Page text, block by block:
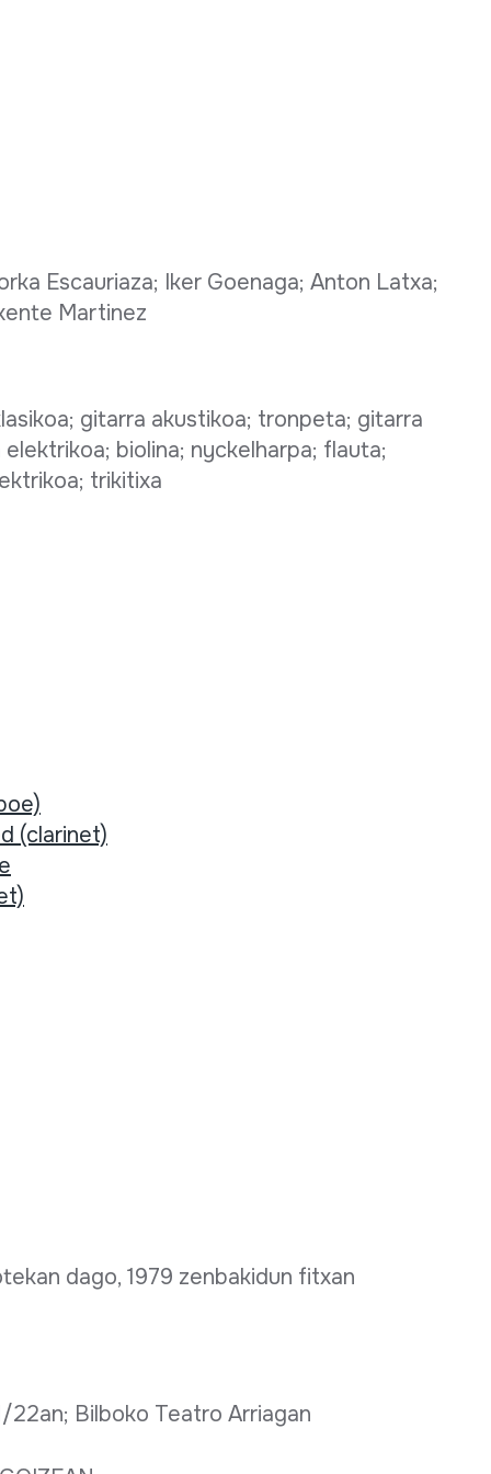
Escauriaza; Iker Goenaga; Anton Latxa;
Martinez
gitarra akustikoa; tronpeta; gitarra
biolina; nyckelharpa; flauta;
trikitixa
(clarinet)
dago, 1979 zenbakidun fitxan
22an; Bilboko Teatro Arriagan